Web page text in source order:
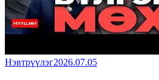
Нэвтрүүлэг2026.07.05